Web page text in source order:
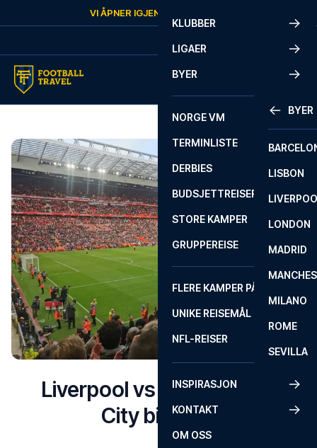
VI ÅPNER IGJEN
KLUBBER
LIGAER
BYER
BYER
LISBON
LONDON
MADRID
MILANO
ROME
SEVILLA
NORGE VM
TERMINLISTE
DERBIES
BUDSJETTREISER
STORE KAMPER
GRUPPEREISE
FLERE KAMPER PÅ ÉN REISE
UNIKE REISEMÅL
NFL-REISER
INSPIRASJON
KONTAKT
OM OSS
Liverpool vs Manchester
City billetter